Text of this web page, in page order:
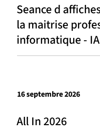
Seance d
la maitrise
informatique -
All In 2026
16 septembre 2026